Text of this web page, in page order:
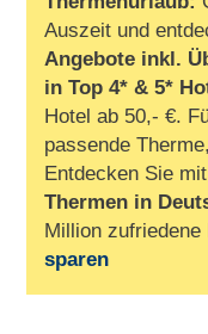
Auszeit und
Angebote inkl.
in Top 4* & 5*
Hotel ab 50,- €.
passende
Entdecken Sie
Thermen in
Million
sparen